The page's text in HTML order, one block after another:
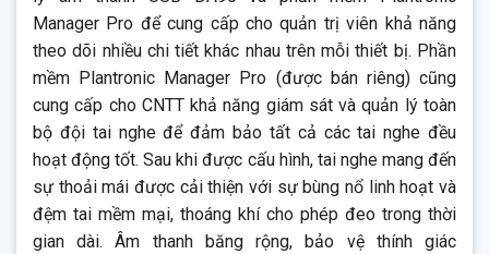
Manager Pro để cung cấp cho quản trị viên khả năng
theo dõi nhiều chi tiết khác nhau trên mỗi thiết bị. Phần
mềm Plantronic Manager Pro (được bán riêng) cũng
cung cấp cho CNTT khả năng giám sát và quản lý toàn
bộ đội tai nghe để đảm bảo tất cả các tai nghe đều
hoạt động tốt. Sau khi được cấu hình, tai nghe mang đến
sự thoải mái được cải thiện với sự bùng nổ linh hoạt và
đệm tai mềm mại, thoáng khí cho phép đeo trong thời
gian dài. Âm thanh băng rộng, bảo vệ thính giác